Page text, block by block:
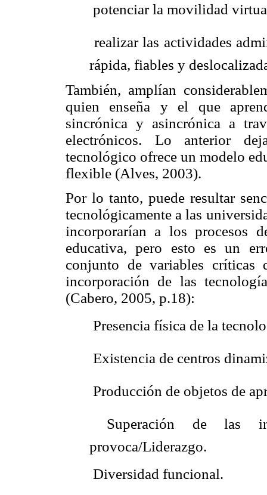
 potenciar la movilidad
 realizar las actividades
rápida, fiables y
También, amplían
quien enseña y el que
sincrónica y asincrónica a
electrónicos. Lo anterior
tecnológico ofrece un modelo
flexible (Alves, 2003).
Por lo tanto, puede resultar
tecnológicamente a las
incorporarían a los procesos
educativa, pero esto es un
conjunto de variables críticas
incorporación de las
(Cabero, 2005, p.18):
 Presencia física de la
 Existencia de centros
 Producción de objetos de
 Superación de las
provoca/Liderazgo.
 Diversidad funcional.